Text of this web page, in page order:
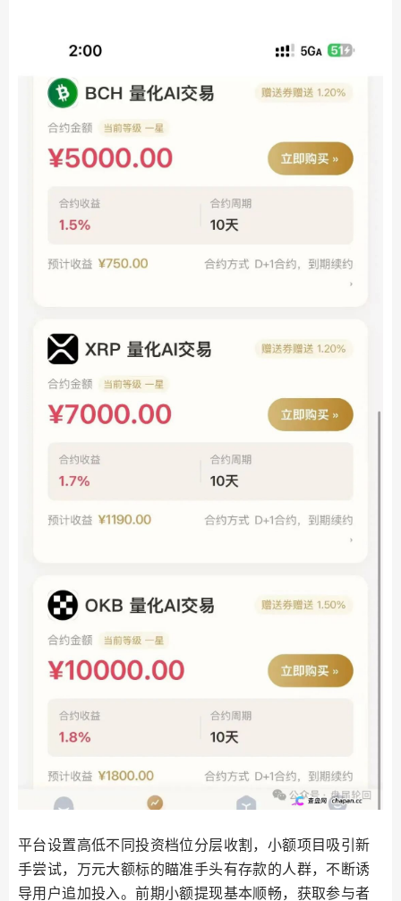
平台设置高低不同投资档位分层收割，小额项目吸引新
手尝试，万元大额标的瞄准手头有存款的人群，不断诱
导用户追加投入。前期小额提现基本顺畅，获取参与者